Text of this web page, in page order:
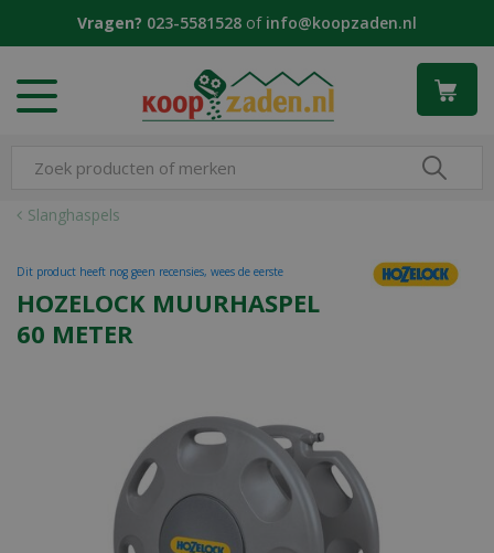
Slanghaspels
Vragen? 023-5581528 of info@koopzaden.nl
HOZELOCK MUURHASPEL
60 METER
Dit product heeft nog geen recensies, wees de eerste